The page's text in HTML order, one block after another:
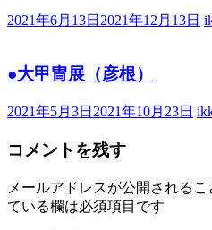
2021年6月13日 2021年12月13日
●大甲冑展（彦根）
2021年5月3日 2021年10月23日
コメントを残す
メールアドレスが公開されるこ
ている欄は必須項目です